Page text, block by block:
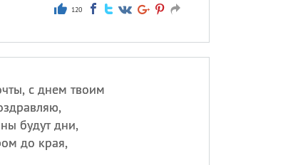
120
с днем твоим
будут дни,
до края,